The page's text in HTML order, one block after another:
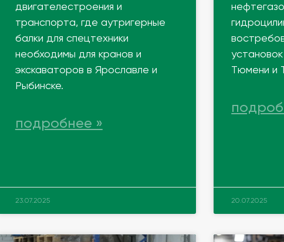
двигателестроения и
транспорта, где аутригерные
балки для спецтехники
необходимы для кранов и
экскаваторов в Ярославле и
Рыбинске.
подробнее »
23.07.2025
Тюмени и
20.07.2025